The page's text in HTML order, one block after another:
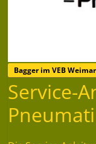
Bagger im VEB
Service-